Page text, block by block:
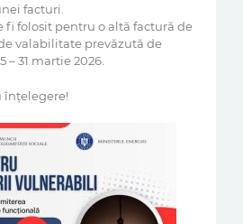
facturi.
fi folosit pentru o altă factură de
valabilitate prevăzută de
– 31 martie 2026.
înțelegere!